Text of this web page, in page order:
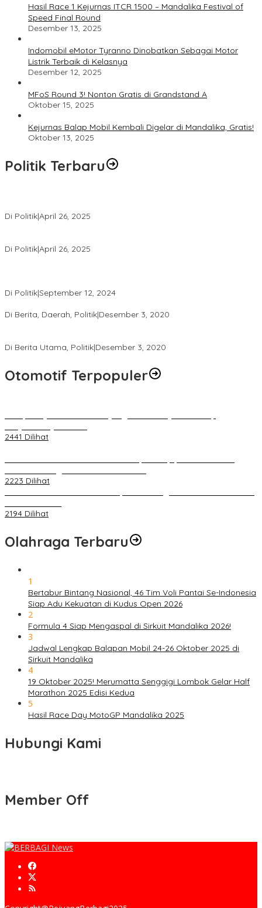
Hasil Race 1 Kejurnas ITCR 1500 – Mandalika Festival of
Speed Final Round
Desember 13, 2025
Indomobil eMotor Tyranno Dinobatkan Sebagai Motor
Listrik Terbaik di Kelasnya
Desember 12, 2025
MFoS Round 3! Nonton Gratis di Grandstand A
Oktober 15, 2025
Kejurnas Balap Mobil Kembali Digelar di Mandalika, Gratis!
Oktober 13, 2025
Politik Terbaru
Di Politik|April 26, 2025
Di Politik|April 26, 2025
Di Politik|September 12, 2024
Di Berita, Daerah, Politik|Desember 3, 2020
Di Berita Utama, Politik|Desember 3, 2020
Otomotif Terpopuler
2441 Dilihat
2223 Dilihat
2194 Dilihat
Olahraga Terbaru
1
Bertabur Bintang Nasional, 46 Tim Voli Pantai Se-Indonesia
Siap Adu Kekuatan di Kudus Open 2026
2
Formula 4 Siap Mengaspal di Sirkuit Mandalika 2026!
3
Jadwal Lengkap Balapan Mobil 24-26 Oktober 2025 di
Sirkuit Mandalika
4
19 Oktober 2025! Merumatta Senggigi Lombok Gelar Half
Marathon 2025 Edisi Kedua
5
Hasil Race Day MotoGP Mandalika 2025
Hubungi Kami
Member Off